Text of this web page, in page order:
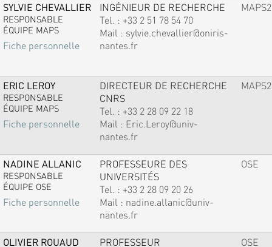
SYLVIE CHEVALLIER
RESPONSABLE
ÉQUIPE MAPS
Fiche personnelle
INGÉNIEUR DE RECHERCHE
Tel. : +33 2 51 78 54 70
Mail : sylvie.chevallier@oniris-
nantes.fr
MAPS2
ERIC LEROY
RESPONSABLE
ÉQUIPE MAPS
Fiche personnelle
DIRECTEUR DE RECHERCHE
CNRS
Tel. : +33 2 28 09 22 18
Mail : Eric.Leroy@univ-
nantes.fr
MAPS2
NADINE ALLANIC
RESPONSABLE
ÉQUIPE OSE
Fiche personnelle
PROFESSEURE DES
UNIVERSITÉS
Tel. : +33 2 28 09 20 26
Mail : nadine.allanic@univ-
nantes.fr
OSE
OLIVIER ROUAUD
PROFESSEUR
OSE